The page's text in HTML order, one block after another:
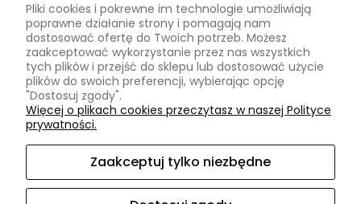
Czas i koszty dostawy
INFORMACJE
Polityka prywatności
Ustawienia plików cookies
Pliki cookies i pokrewne im technologie umożliwiają
poprawne działanie strony i pomagają nam
dostosować ofertę do Twoich potrzeb. Możesz
zaakceptować wykorzystanie przez nas wszystkich
tych plików i przejść do sklepu lub dostosować użycie
plików do swoich preferencji, wybierając opcję
"Dostosuj zgody".
Więcej o plikach cookies przeczytasz w naszej Polityce
prywatności.
Zaakceptuj tylko niezbędne